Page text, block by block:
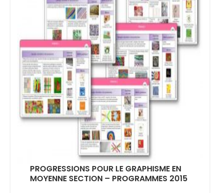
PROGRESSIONS POUR LE GRAPHISME EN
MOYENNE SECTION – PROGRAMMES 2015